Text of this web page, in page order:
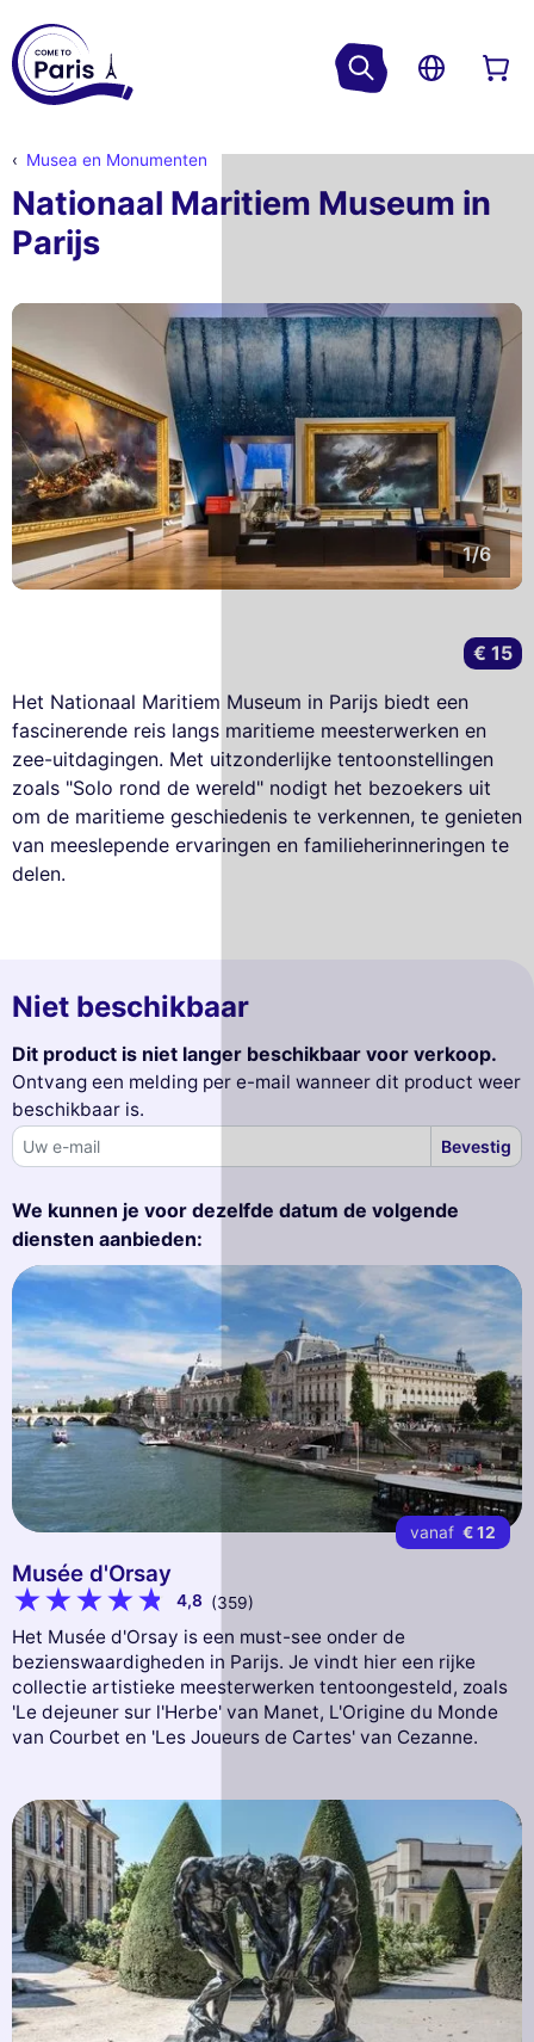
Musea en Monumenten
Nationaal Maritiem Museum in
Parijs
1/6
Het Nationaal Maritiem Museum in Parijs biedt een
fascinerende reis langs maritieme meesterwerken en
zee-uitdagingen. Met uitzonderlijke tentoonstellingen
zoals "Solo rond de wereld" nodigt het bezoekers uit
om de maritieme geschiedenis te verkennen, te genieten
van meeslepende ervaringen en familieherinneringen te
delen.
€ 15
Niet beschikbaar
Dit product is niet langer beschikbaar voor verkoop.
Ontvang een melding per e-mail wanneer dit product weer
beschikbaar is.
Bevestig
We kunnen je voor dezelfde datum de volgende
diensten aanbieden:
vanaf € 12
Musée d'Orsay
4,8 (359)
Het Musée d'Orsay is een must-see onder de
bezienswaardigheden in Parijs. Je vindt hier een rijke
collectie artistieke meesterwerken tentoongesteld, zoals
'Le dejeuner sur l'Herbe' van Manet, L'Origine du Monde
van Courbet en 'Les Joueurs de Cartes' van Cezanne.